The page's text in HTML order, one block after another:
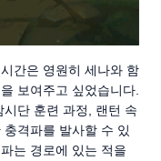
간은 영원히 세나와 함
보여주고 싶었습니다.
단 훈련 과정, 랜턴 속
격파를 발사할 수 있
는 경로에 있는 적을